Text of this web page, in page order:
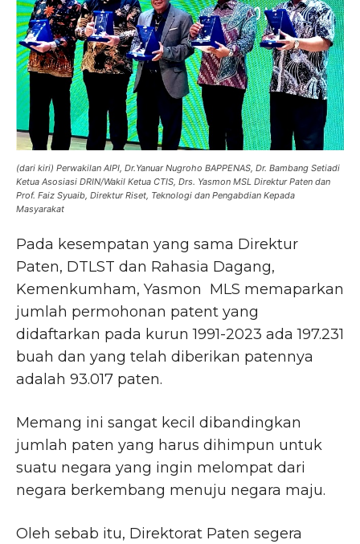
(dari kiri) Perwakilan AIPI, Dr.Yanuar Nugroho BAPPENAS, Dr. Bambang Setiadi
Ketua Asosiasi DRIN/Wakil Ketua CTIS, Drs. Yasmon MSL Direktur Paten dan
Prof. Faiz Syuaib, Direktur Riset, Teknologi dan Pengabdian Kepada
Masyarakat
Pada kesempatan yang sama Direktur
Paten, DTLST dan Rahasia Dagang,
Kemenkumham, Yasmon MLS memaparkan
jumlah permohonan patent yang
didaftarkan pada kurun 1991-2023 ada 197.231
buah dan yang telah diberikan patennya
adalah 93.017 paten.
Memang ini sangat kecil dibandingkan
jumlah paten yang harus dihimpun untuk
suatu negara yang ingin melompat dari
negara berkembang menuju negara maju.
Oleh sebab itu, Direktorat Paten segera